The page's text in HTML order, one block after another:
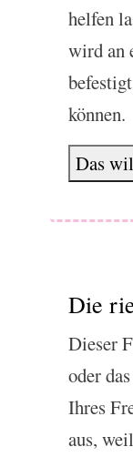
helfen
wird an
können.
Das
Die
Dieser
oder
Ihres
aus,